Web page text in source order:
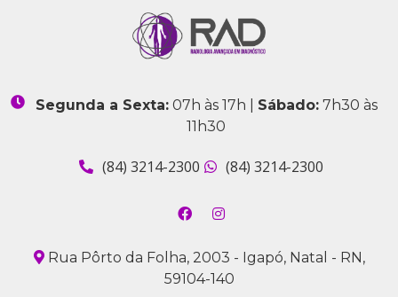
Segunda a Sexta:07h às 17h | Sábado:7h30 às
11h30
(84) 3214-2300 (84) 3214-2300
Rua Pôrto da Folha, 2003 - Igapó, Natal - RN,
59104-140